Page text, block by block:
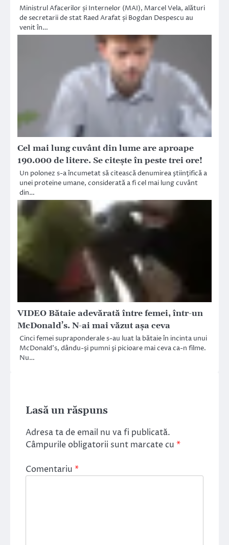
Ministrul Afacerilor și Internelor (MAI), Marcel Vela, alături
de secretarii de stat Raed Arafat și Bogdan Despescu au
venit în…
Cel mai lung cuvânt din lume are aproape
190.000 de litere. Se citeşte în peste trei ore!
Un polonez s-a încumetat să citească denumirea ştiinţifică a
unei proteine umane, considerată a fi cel mai lung cuvânt
din…
VIDEO Bătaie adevărată între femei, într-un
McDonald’s. N-ai mai văzut aşa ceva
Cinci femei supraponderale s-au luat la bătaie în incinta unui
McDonald’s, dându-şi pumni şi picioare mai ceva ca-n filme.
Nu…
Lasă un răspuns
Adresa ta de email nu va fi publicată.
Câmpurile obligatorii sunt marcate cu *
Comentariu *